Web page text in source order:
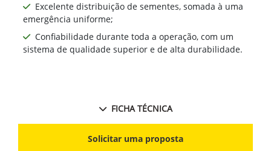
Excelente distribuição de sementes, somada à uma
emergência uniforme;
Confiabilidade durante toda a operação, com um
sistema de qualidade superior e de alta durabilidade.
FICHA TÉCNICA
Solicitar uma proposta